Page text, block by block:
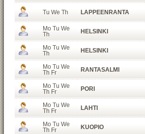
Tu We Th LAPPEENRANTA
Mo Tu We
Th
HELSINKI
Mo Tu We
Th
HELSINKI
Mo Tu We
Th Fr
RANTASALMI
Mo Tu We
Th Fr
PORI
Mo Tu We
Th Fr
LAHTI
Mo Tu We
Th Fr
KUOPIO